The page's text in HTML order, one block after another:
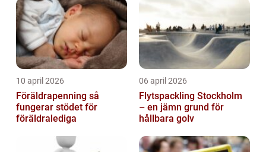
10 april 2026
Föräldrapenning så
fungerar stödet för
föräldralediga
06 april 2026
Flytspackling Stockholm
– en jämn grund för
hållbara golv